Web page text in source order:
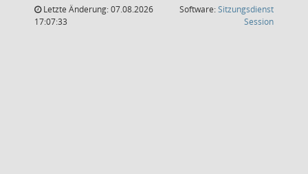
Letzte Änderung: 07.08.2026
17:07:33
Software:Sitzungsdienst
Session(Wird in